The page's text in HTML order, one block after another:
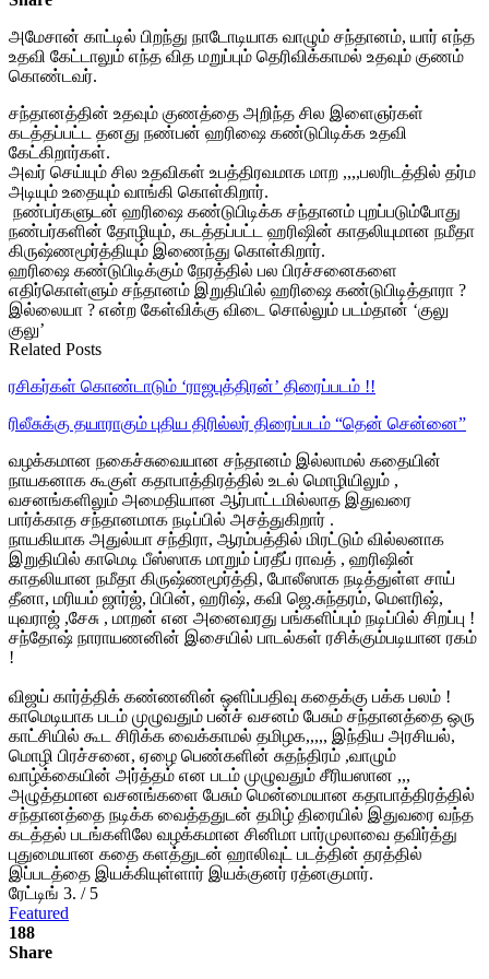
அமேசான் காட்டில் பிறந்து நாடோடியாக வாழும் சந்தானம், யார் எந்த
உதவி கேட்டாலும் எந்த வித மறுப்பும் தெரிவிக்காமல் உதவும் குணம்
கொண்டவர்.
சந்தானத்தின் உதவும் குணத்தை அறிந்த சில இளைஞர்கள்
கடத்தப்பட்ட தனது நண்பன் ஹரிஷை கண்டுபிடிக்க உதவி
கேட்கிறார்கள்.
அவர் செய்யும் சில உதவிகள் உபத்திரவமாக மாற ,,,,பலரிடத்தில் தர்ம
அடியும் உதையும் வாங்கி கொள்கிறார்.
நண்பர்களுடன் ஹரிஷை கண்டுபிடிக்க சந்தானம் புறப்படும்போது
நண்பர்களின் தோழியும், கடத்தப்பட்ட ஹரிஷின் காதலியுமான நமீதா
கிருஷ்ணமூர்த்தியும் இணைந்து கொள்கிறார்.
ஹரிஷை கண்டுபிடிக்கும் நேரத்தில் பல பிரச்சனைகளை
எதிர்கொள்ளும் சந்தானம் இறுதியில் ஹரிஷை கண்டுபிடித்தாரா ?
இல்லையா ? என்ற கேள்விக்கு விடை சொல்லும் படம்தான் ‘குலு
குலு’
Related Posts
ரசிகர்கள் கொண்டாடும் ‘ராஜபுத்திரன்’ திரைப்படம் !!
ரிலீசுக்கு தயாராகும் புதிய திரில்லர் திரைப்படம் “தென் சென்னை”
வழக்கமான நகைச்சுவையான சந்தானம் இல்லாமல் கதையின்
நாயகனாக கூகுள் கதாபாத்திரத்தில் உடல் மொழியிலும் ,
வசனங்களிலும் அமைதியான ஆர்பாட்டமில்லாத இதுவரை
பார்க்காத சந்தானமாக நடிப்பில் அசத்துகிறார் .
நாயகியாக அதுல்யா சந்திரா, ஆரம்பத்தில் மிரட்டும் வில்லனாக
இறுதியில் காமெடி பீஸ்ஸாக மாறும் ப்ரதீப் ராவத் , ஹரிஷின்
காதலியான நமீதா கிருஷ்ணமூர்த்தி, போலீஸாக நடித்துள்ள சாய்
தீனா, மரியம் ஜார்ஜ், பிபின், ஹரிஷ், கவி ஜெ.சுந்தரம், மெளரிஷ்,
யுவராஜ் ,சேசு , மாறன் என அனைவரது பங்களிப்பும் நடிப்பில் சிறப்பு !
சந்தோஷ் நாராயணனின் இசையில் பாடல்கள் ரசிக்கும்படியான ரகம்
!
விஜய் கார்த்திக் கண்ணனின் ஒளிப்பதிவு கதைக்கு பக்க பலம் !
காமெடியாக படம் முழுவதும் பன்ச் வசனம் பேசும் சந்தானத்தை ஒரு
காட்சியில் கூட சிரிக்க வைக்காமல் தமிழக,,,,, இந்திய அரசியல்,
மொழி பிரச்சனை, ஏழை பெண்களின் சுதந்திரம் ,வாழும்
வாழ்க்கையின் அர்த்தம் என படம் முழுவதும் சீரியஸான ,,,
அழுத்தமான வசனங்களை பேசும் மென்மையான கதாபாத்திரத்தில்
சந்தானத்தை நடிக்க வைத்ததுடன் தமிழ் திரையில் இதுவரை வந்த
கடத்தல் படங்களிலே வழக்கமான சினிமா பார்முலாவை தவிர்த்து
புதுமையான கதை களத்துடன் ஹாலிவுட் படத்தின் தரத்தில்
இப்படத்தை இயக்கியுள்ளார் இயக்குனர் ரத்னகுமார்.
ரேட்டிங் 3. / 5
Featured
188
Share